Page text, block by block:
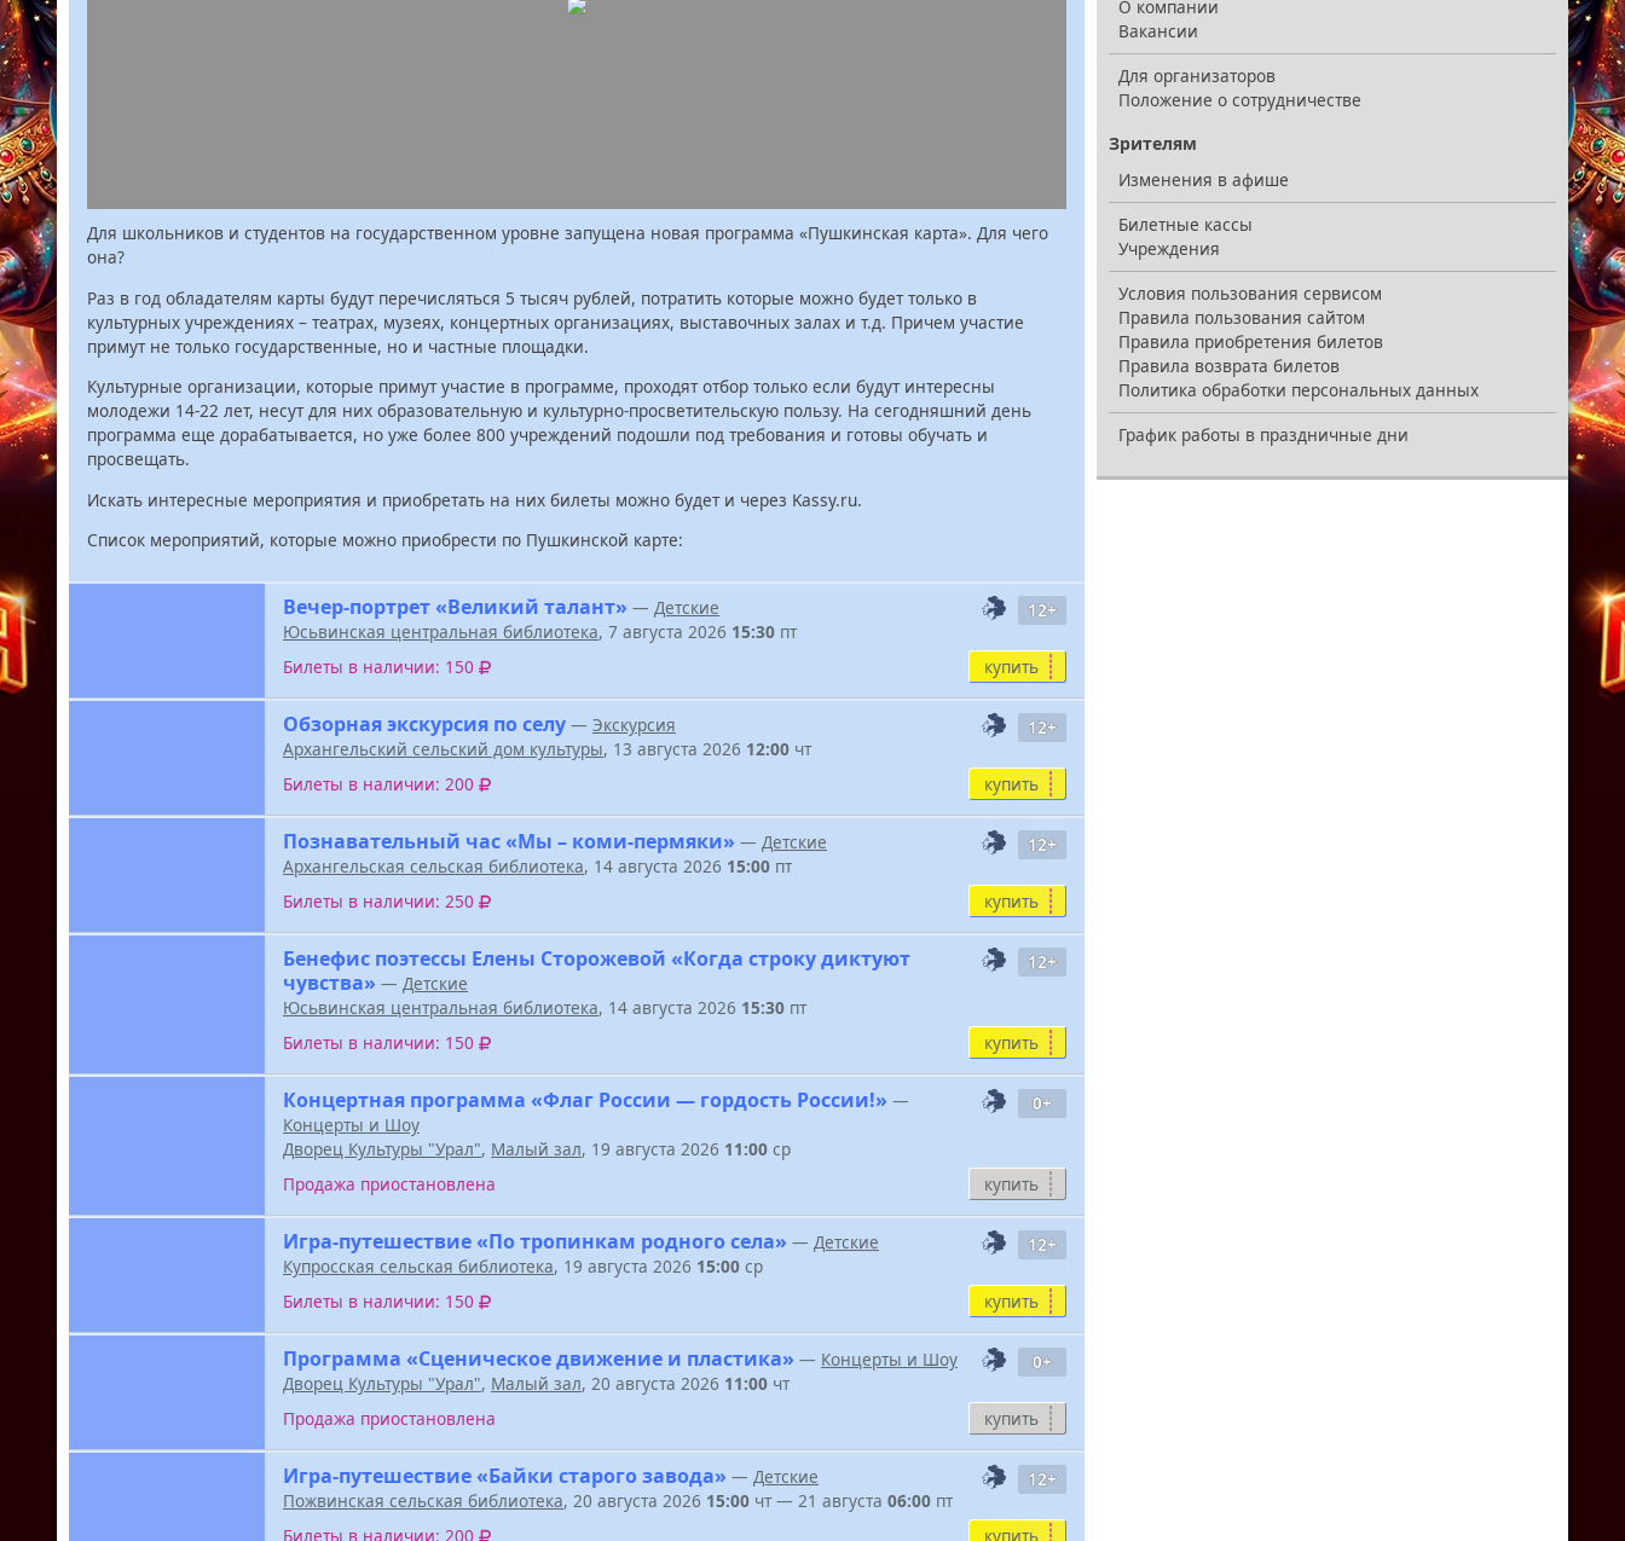
Для школьников и студентов на государственном уровне запущена новая программа «Пушкинская карта». Для чего
она?
Раз в год обладателям карты будут перечисляться 5 тысяч рублей, потратить которые можно будет только в
культурных учреждениях – театрах, музеях, концертных организациях, выставочных залах и т.д. Причем участие
примут не только государственные, но и частные площадки.
Культурные организации, которые примут участие в программе, проходят отбор только если будут интересны
молодежи 14-22 лет, несут для них образовательную и культурно-просветительскую пользу. На сегодняшний день
программа еще дорабатывается, но уже более 800 учреждений подошли под требования и готовы обучать и
просвещать.
Искать интересные мероприятия и приобретать на них билеты можно будет и через Kassy.ru.
Список мероприятий, которые можно приобрести по Пушкинской карте:
12+
Вечер-портрет «Великий талант» — Детские
Юсьвинская центральная библиотека, 7 августа 2026 15:30 пт
Билеты в наличии: 150
купить
12+
Обзорная экскурсия по селу — Экскурсия
Архангельский сельский дом культуры, 13 августа 2026 12:00 чт
Билеты в наличии: 200
купить
12+
Познавательный час «Мы – коми-пермяки» — Детские
Архангельская сельская библиотека, 14 августа 2026 15:00 пт
Билеты в наличии: 250
купить
12+
Бенефис поэтессы Елены Сторожевой «Когда строку диктуют
чувства» — Детские
Юсьвинская центральная библиотека, 14 августа 2026 15:30 пт
Билеты в наличии: 150
купить
0+
Концертная программа «Флаг России — гордость России!» —
Концерты и Шоу
Дворец Культуры "Урал", Малый зал, 19 августа 2026 11:00 ср
Продажа приостановлена
купить
12+
Игра-путешествие «По тропинкам родного села» — Детские
Купросская сельская библиотека, 19 августа 2026 15:00 ср
Билеты в наличии: 150
купить
0+
Программа «Сценическое движение и пластика» — Концерты и Шоу
Дворец Культуры "Урал", Малый зал, 20 августа 2026 11:00 чт
Продажа приостановлена
купить
12+
Игра-путешествие «Байки старого завода» — Детские
Пожвинская сельская библиотека, 20 августа 2026 15:00 чт — 21 августа 06:00 пт
Билеты в наличии: 200
купить
О компании
Вакансии
Для организаторов
Положение о сотрудничестве
Зрителям
Изменения в афише
Билетные кассы
Учреждения
Условия пользования сервисом
Правила пользования сайтом
Правила приобретения билетов
Правила возврата билетов
Политика обработки персональных данных
График работы в праздничные дни